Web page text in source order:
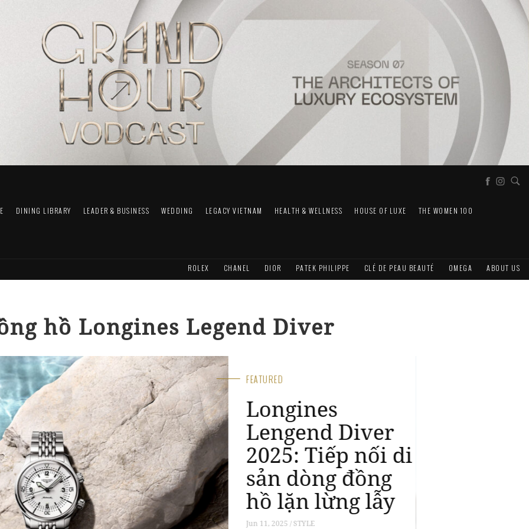
DINING LIBRARY LEADER & BUSINESS WEDDING LEGACY VIETNAM HEALTH & WELLNESS HOUSE OF LUXE THE WOMEN 100
ROLEX CHANEL DIOR PATEK PHILIPPE CLÉ DE PEAU BEAUTÉ OMEGA ABOUT US
hồ Longines Legend Diver
FEATURED
Longines
Lengend Diver
39mm 2024:
Tiếp nối di sản
đồng hồ lặn lừng